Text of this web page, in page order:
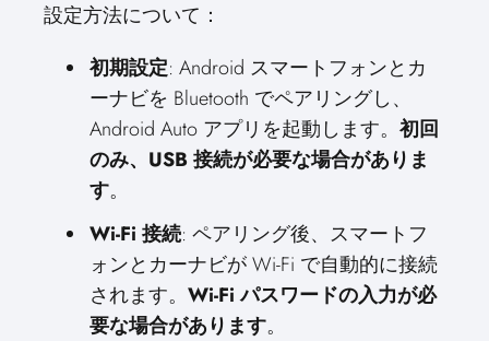
設定方法について：
初期設定: Android スマートフォンとカ
ーナビを Bluetooth でペアリングし、
Android Auto アプリを起動します。 初回
のみ、USB 接続が必要な場合がありま
す。
Wi-Fi 接続: ペアリング後、スマートフ
ォンとカーナビが Wi-Fi で自動的に接続
されます。 Wi-Fi パスワードの入力が必
要な場合があります。